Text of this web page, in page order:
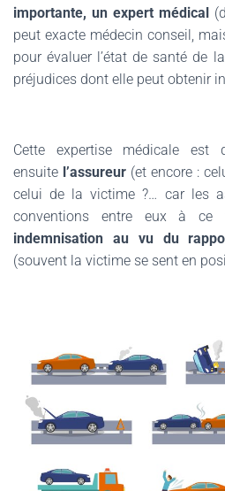
importante, un expert médical
peut exacte médecin conseil,
pour évaluer l’état de santé de
préjudices dont elle peut obtenir
Cette expertise médicale est
ensuite l’assureur (et encore :
celui de la victime ?… car les
conventions entre eux à
indemnisation au vu du
(souvent la victime se sent en